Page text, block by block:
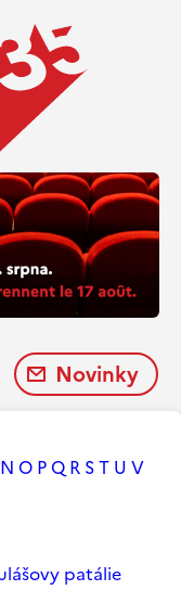
Novinky
N O PQ R ST U V
patálie